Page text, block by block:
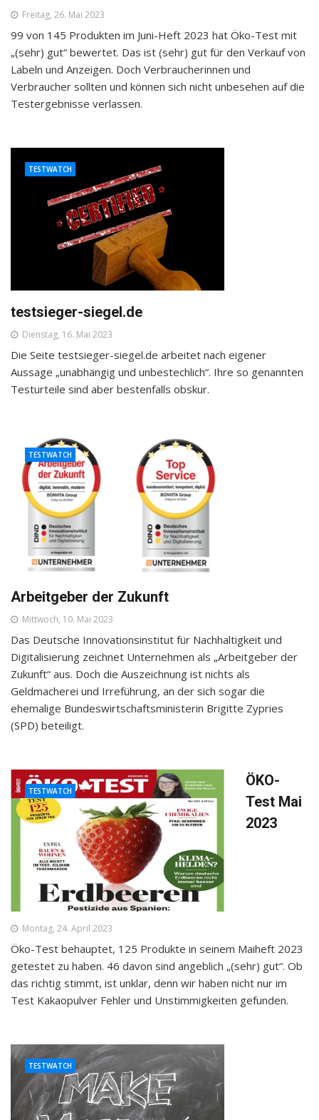
Freitag, 26. Mai 2023
99 von 145 Produkten im Juni-Heft 2023 hat Öko-Test mit
„(sehr) gut“ bewertet. Das ist (sehr) gut für den Verkauf von
Labeln und Anzeigen. Doch Verbraucherinnen und
Verbraucher sollten und können sich nicht unbesehen auf die
Testergebnisse verlassen.
testsieger-siegel.de
TESTWATCH
Dienstag, 16. Mai 2023
Die Seite testsieger-siegel.de arbeitet nach eigener
Aussage „unabhängig und unbestechlich“. Ihre so genannten
Testurteile sind aber bestenfalls obskur.
Arbeitgeber der Zukunft
TESTWATCH
Mittwoch, 10. Mai 2023
Das Deutsche Innovationsinstitut für Nachhaltigkeit und
Digitalisierung zeichnet Unternehmen als „Arbeitgeber der
Zukunft“ aus. Doch die Auszeichnung ist nichts als
Geldmacherei und Irreführung, an der sich sogar die
ehemalige Bundeswirtschaftsministerin Brigitte Zypries
(SPD) beteiligt.
ÖKO-
Test Mai
2023
TESTWATCH
Montag, 24. April 2023
Öko-Test behauptet, 125 Produkte in seinem Maiheft 2023
getestet zu haben. 46 davon sind angeblich „(sehr) gut“. Ob
das richtig stimmt, ist unklar, denn wir haben nicht nur im
Test Kakaopulver Fehler und Unstimmigkeiten gefunden.
TESTWATCH